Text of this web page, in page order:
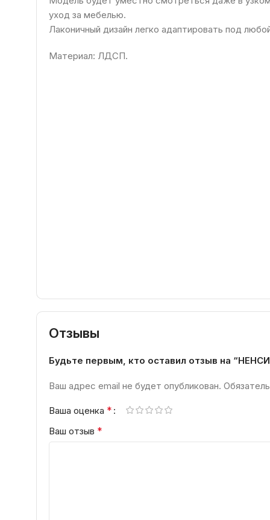
уход за мебелью.
Лаконичный дизайн легко адаптировать под
Материал: ЛДСП.
Отзывы
Будьте первым, кто оставил отзыв на
Ваш адрес email не будет опубликован.
Ваша оценка *
Ваш отзыв *